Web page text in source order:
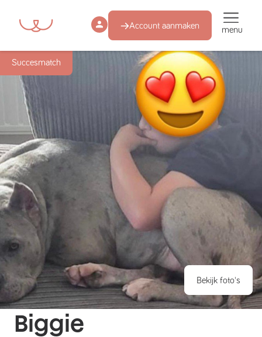
Account aanmaken menu
Succesmatch
Bekijk foto's
Biggie